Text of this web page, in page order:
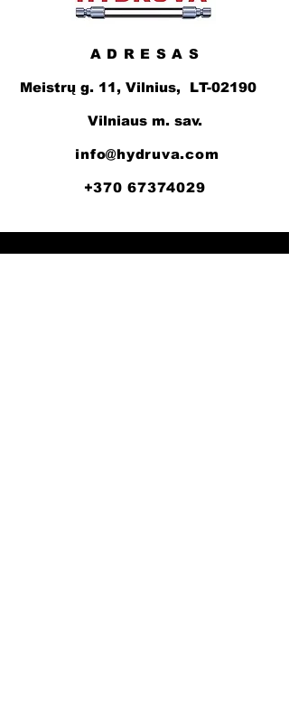
A D R E S A S
Meistrų g. 11, Vilnius, LT-02190
Vilniaus m. sav.
info@hydruva.com
+370 67374029